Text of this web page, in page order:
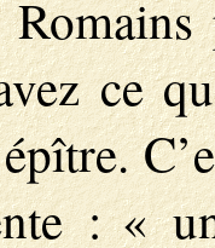
ce
: «